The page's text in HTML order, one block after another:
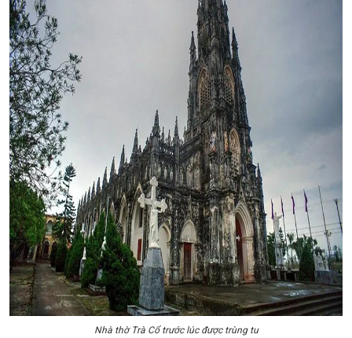
Nhà thờ Trà Cổ trước lúc được trùng tu